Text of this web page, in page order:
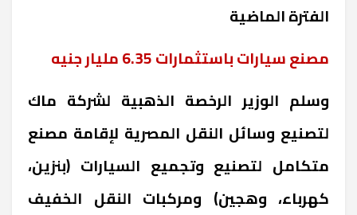
الفترة الماضية
مصنع سيارات باستثمارات 6.35 مليار جنيه
وسلم الوزير الرخصة الذهبية لشركة ماك
لتصنيع وسائل النقل المصرية لإقامة مصنع
متكامل لتصنيع وتجميع السيارات (بنزين،
كهرباء، وهجين) ومركبات النقل الخفيف